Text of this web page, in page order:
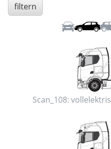
filtern
FrontLinks
Scan_108: